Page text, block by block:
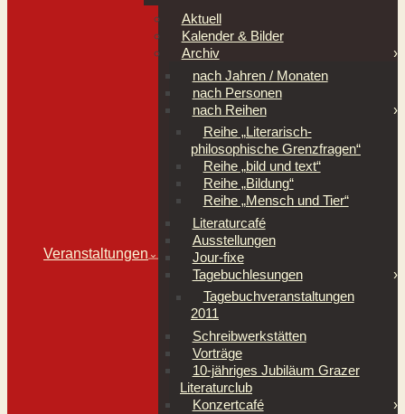
Veranstaltungen ⌄
Aktuell
Kalender & Bilder
Archiv
nach Jahren / Monaten
nach Personen
nach Reihen
Reihe „Literarisch-
philosophische Grenzfragen“
Reihe „bild und text“
Reihe „Bildung“
Reihe „Mensch und Tier“
Literaturcafé
Ausstellungen
Jour-fixe
Tagebuchlesungen
Tagebuchveranstaltungen
2011
Schreibwerkstätten
Vorträge
10-jähriges Jubiläum Grazer
Literaturclub
Konzertcafé